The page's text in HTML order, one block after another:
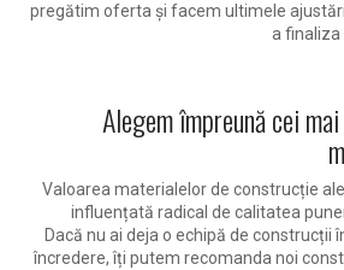
pregătim oferta și facem ultimele
a finaliza
Alegem împreună cei
Valoarea materialelor de construcție
influențată radical de calitatea
Dacă nu ai deja o echipă de construcții
încredere, îți putem recomanda noi